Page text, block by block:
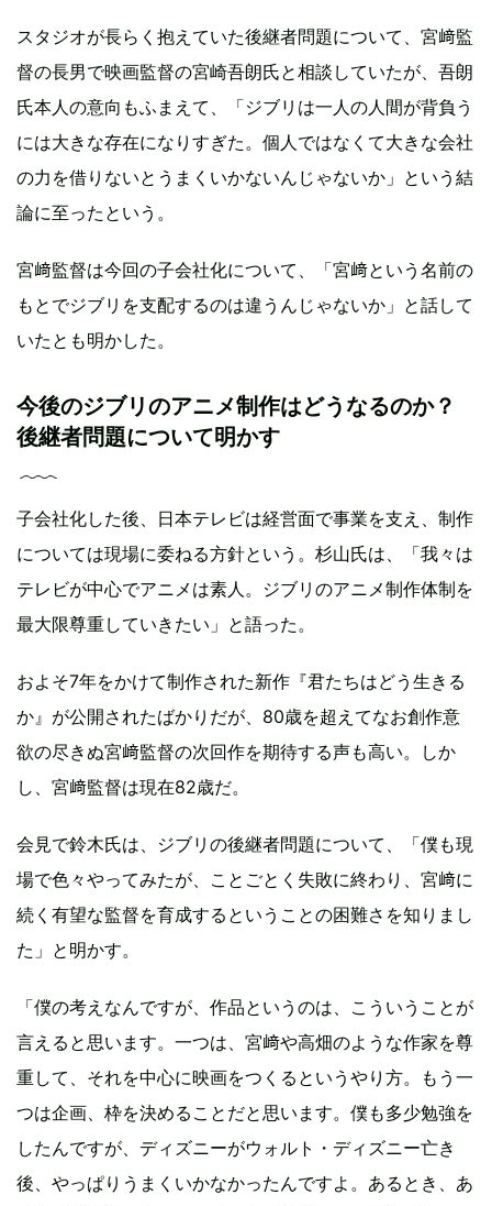
スタジオが長らく抱えていた後継者問題について、宮﨑監
督の長男で映画監督の宮崎吾朗氏と相談していたが、吾朗
氏本人の意向もふまえて、「ジブリは一人の人間が背負う
には大きな存在になりすぎた。個人ではなくて大きな会社
の力を借りないとうまくいかないんじゃないか」という結
論に至ったという。
宮﨑監督は今回の子会社化について、「宮﨑という名前の
もとでジブリを支配するのは違うんじゃないか」と話して
いたとも明かした。
今後のジブリのアニメ制作はどうなるのか？
後継者問題について明かす
子会社化した後、日本テレビは経営面で事業を支え、制作
については現場に委ねる方針という。杉山氏は、「我々は
テレビが中心でアニメは素人。ジブリのアニメ制作体制を
最大限尊重していきたい」と語った。
およそ7年をかけて制作された新作『君たちはどう生きる
か』が公開されたばかりだが、80歳を超えてなお創作意
欲の尽きぬ宮﨑監督の次回作を期待する声も高い。しか
し、宮﨑監督は現在82歳だ。
会見で鈴木氏は、ジブリの後継者問題について、「僕も現
場で色々やってみたが、ことごとく失敗に終わり、宮﨑に
続く有望な監督を育成するということの困難さを知りまし
た」と明かす。
「僕の考えなんですが、作品というのは、こういうことが
言えると思います。一つは、宮﨑や高畑のような作家を尊
重して、それを中心に映画をつくるというやり方。もう一
つは企画、枠を決めることだと思います。僕も多少勉強を
したんですが、ディズニーがウォルト・ディズニー亡き
後、やっぱりうまくいかなかったんですよ。あるとき、あ